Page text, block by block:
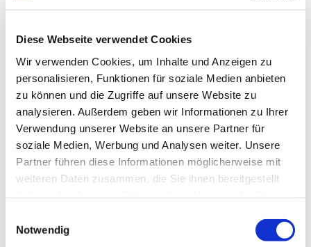
Diese Webseite verwendet Cookies
Wir verwenden Cookies, um Inhalte und Anzeigen zu
personalisieren, Funktionen für soziale Medien anbieten
zu können und die Zugriffe auf unsere Website zu
analysieren. Außerdem geben wir Informationen zu Ihrer
Verwendung unserer Website an unsere Partner für
soziale Medien, Werbung und Analysen weiter. Unsere
Partner führen diese Informationen möglicherweise mit
weiteren Daten zusammen, die Sie ihnen bereitgestellt
Cookies, wenn Sie unsere Website weiterhin nutzen.
Notwendig
Dienstfähigkeit Erforderliche und Zumutbare unternehmen
Gesundheit verhindert, erschwert oder verzögert.
Der Beamte ist im Falle krankheitsbedingter Dienstunfähigkeit
gehalten, alles ihm Zumutbare zu tun, um eine rasche
Wiederherstellung seiner Arbeitsfähigkeit herbeizuführen.
Dazu gehört, dass er seine Kräfte schont und sie nicht vorzeitig,
insbesondere zu Erwerbszwecken, einsetzt.
Quelle:
beamtenrecht/gesunderhaltungspflicht-des-beamten/